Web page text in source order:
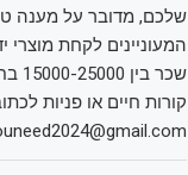
שלכם, מדובר על מענה
שכר
קורות חיים או פניות